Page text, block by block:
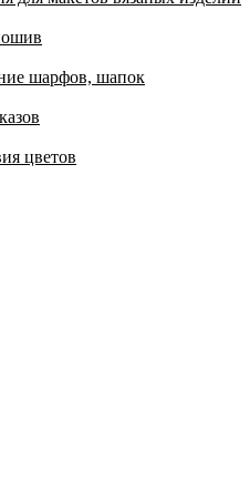
шарфов, шапок
цветов